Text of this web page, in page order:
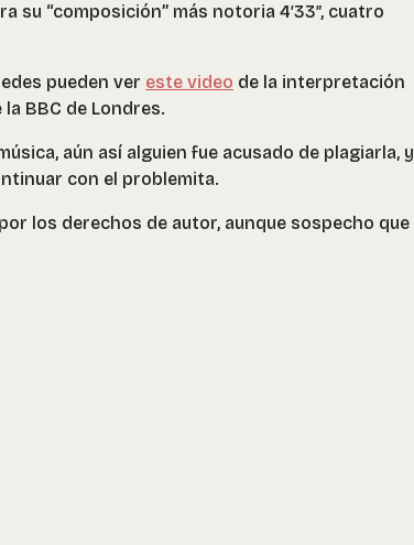
su “composición” más notoria 4′33″, cuatro
pueden ver este video de la interpretación
BBC de Londres.
aún así alguien fue acusado de plagiarla, y
con el problemita.
los derechos de autor, aunque sospecho que